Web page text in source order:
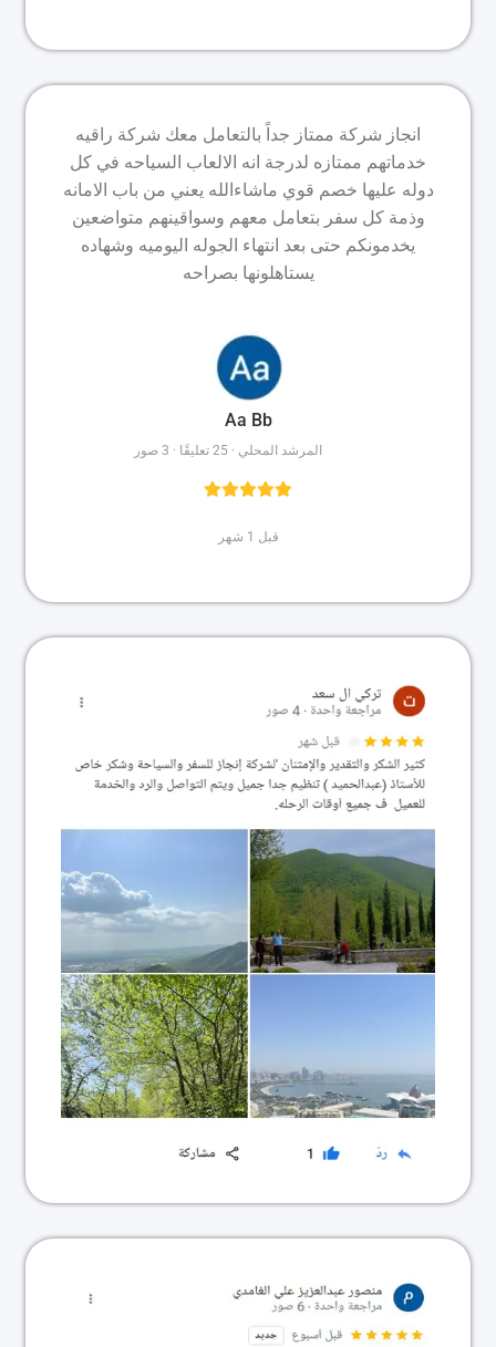
انجاز شركة ممتاز جداً بالتعامل معك شركة راقيه
خدماتهم ممتازه لدرجة انه الالعاب السياحه في كل
دوله عليها خصم قوي ماشاءالله يعني من باب الامانه
وذمة كل سفر بتعامل معهم وسواقينهم متواضعين
يخدمونكم حتى بعد انتهاء الجوله اليوميه وشهاده
يستاهلونها بصراحه
Aa Bb
المرشد المحلي · 25 تعليقًا · 3 صور
قبل 1 شهر